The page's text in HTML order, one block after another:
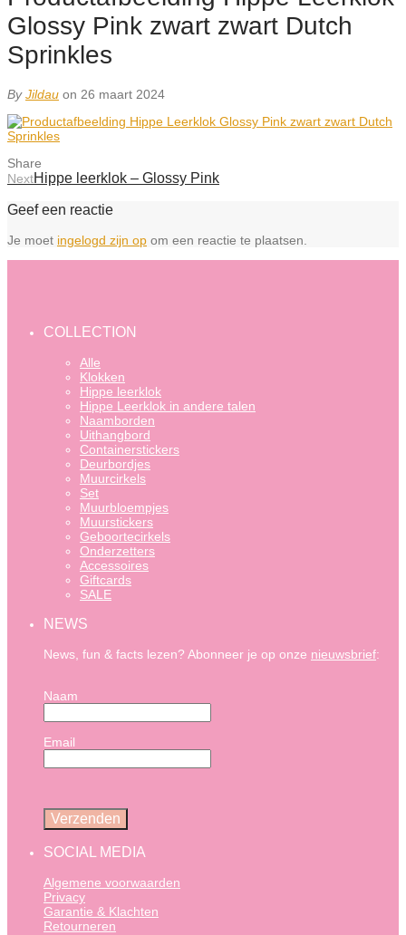
Glossy Pink zwart zwart Dutch
Sprinkles
ByJildau on 26 maart 2024
Share
NextHippe leerklok – Glossy Pink
Geef een reactie
Je moet ingelogd zijn op om een reactie te plaatsen.
COLLECTION
Alle
Klokken
Hippe leerklok
Hippe Leerklok in andere talen
Naamborden
Uithangbord
Containerstickers
Deurbordjes
Muurcirkels
Set
Muurbloempjes
Muurstickers
Geboortecirkels
Onderzetters
Accessoires
Giftcards
SALE
NEWS
News, fun & facts lezen? Abonneer je op onze nieuwsbrief:
Naam
Email
SOCIAL MEDIA
Algemene voorwaarden
Privacy
Garantie & Klachten
Retourneren